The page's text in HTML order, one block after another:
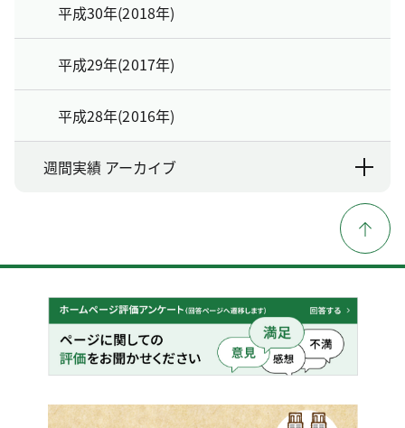
平成30年(2018年)
平成29年(2017年)
平成28年(2016年)
週間実績 アーカイブ